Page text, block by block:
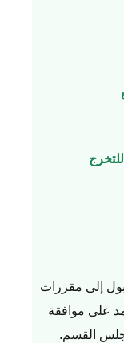
إلى مقررات
على موافقة
القسم.